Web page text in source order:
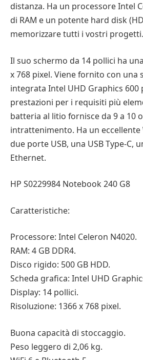
distanza. Ha un processore Intel
di RAM e un potente hard disk
memorizzare tutti i vostri progetti.
Il suo schermo da 14 pollici ha
x 768 pixel. Viene fornito con una
integrata Intel UHD Graphics 600
prestazioni per i requisiti più
batteria al litio fornisce da 9 a 10
intrattenimento. Ha un eccellente
due porte USB, una USB Type-C,
Ethernet.
HP S0229984 Notebook 240 G8
Caratteristiche:
Processore: Intel Celeron N4020.
RAM: 4 GB DDR4.
Disco rigido: 500 GB HDD.
Scheda grafica: Intel UHD
Display: 14 pollici.
Risoluzione: 1366 x 768 pixel.
Buona capacità di stoccaggio.
Peso leggero di 2,06 kg.